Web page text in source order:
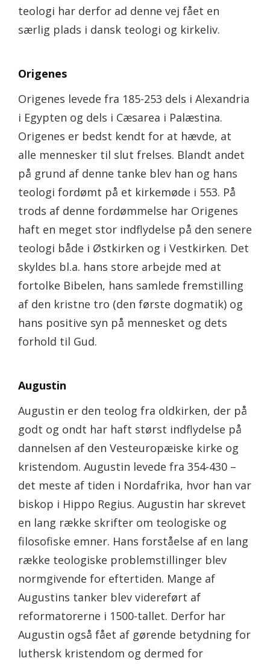
teologi har derfor ad denne vej fået en
særlig plads i dansk teologi og kirkeliv.
Origenes
Origenes levede fra 185-253 dels i Alexandria
i Egypten og dels i Cæsarea i Palæstina.
Origenes er bedst kendt for at hævde, at
alle mennesker til slut frelses. Blandt andet
på grund af denne tanke blev han og hans
teologi fordømt på et kirkemøde i 553. På
trods af denne fordømmelse har Origenes
haft en meget stor indflydelse på den senere
teologi både i Østkirken og i Vestkirken. Det
skyldes bl.a. hans store arbejde med at
fortolke Bibelen, hans samlede fremstilling
af den kristne tro (den første dogmatik) og
hans positive syn på mennesket og dets
forhold til Gud.
Augustin
Augustin er den teolog fra oldkirken, der på
godt og ondt har haft størst indflydelse på
dannelsen af den Vesteuropæiske kirke og
kristendom. Augustin levede fra 354-430 –
det meste af tiden i Nordafrika, hvor han var
biskop i Hippo Regius. Augustin har skrevet
en lang række skrifter om teologiske og
filosofiske emner. Hans forståelse af en lang
række teologiske problemstillinger blev
normgivende for eftertiden. Mange af
Augustins tanker blev videreført af
reformatorerne i 1500-tallet. Derfor har
Augustin også fået af gørende betydning for
luthersk kristendom og dermed for